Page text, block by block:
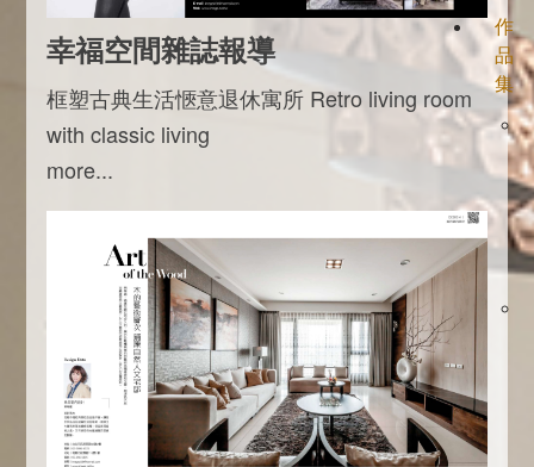
幸福空間雜誌報導
框塑古典生活愜意退休寓所 Retro living room
with classic living
more...
作
品
集